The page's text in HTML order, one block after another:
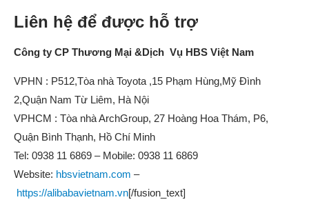
Liên hệ để được hỗ trợ
Công ty CP Thương Mại &Dịch Vụ HBS Việt Nam
VPHN : P512,Tòa nhà Toyota ,15 Phạm Hùng,Mỹ Đình
2,Quận Nam Từ Liêm, Hà Nội
VPHCM : Tòa nhà ArchGroup, 27 Hoàng Hoa Thám, P6,
Quận Bình Thạnh, Hồ Chí Minh
Tel: 0938 11 6869 – Mobile: 0938 11 6869
Website: hbsvietnam.com –
https://alibabavietnam.vn[/fusion_text]